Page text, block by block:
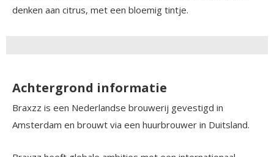
denken aan citrus, met een bloemig tintje.
Achtergrond informatie
Braxzz is een Nederlandse brouwerij gevestigd in
Amsterdam en brouwt via een huurbrouwer in Duitsland.